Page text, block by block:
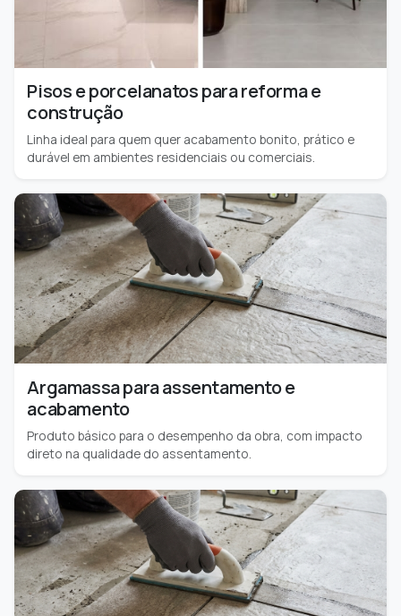
Pisos e porcelanatos para reforma e
construção
Linha ideal para quem quer acabamento bonito, prático e
durável em ambientes residenciais ou comerciais.
Argamassa para assentamento e
acabamento
Produto básico para o desempenho da obra, com impacto
direto na qualidade do assentamento.